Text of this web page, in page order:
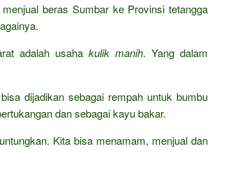
beras Sumbar ke Provinsi tetangga
adalah usaha kulik manih. Yang dalam
dijadikan sebagai rempah untuk bumbu
dan sebagai kayu bakar.
Kita bisa menamam, menjual dan